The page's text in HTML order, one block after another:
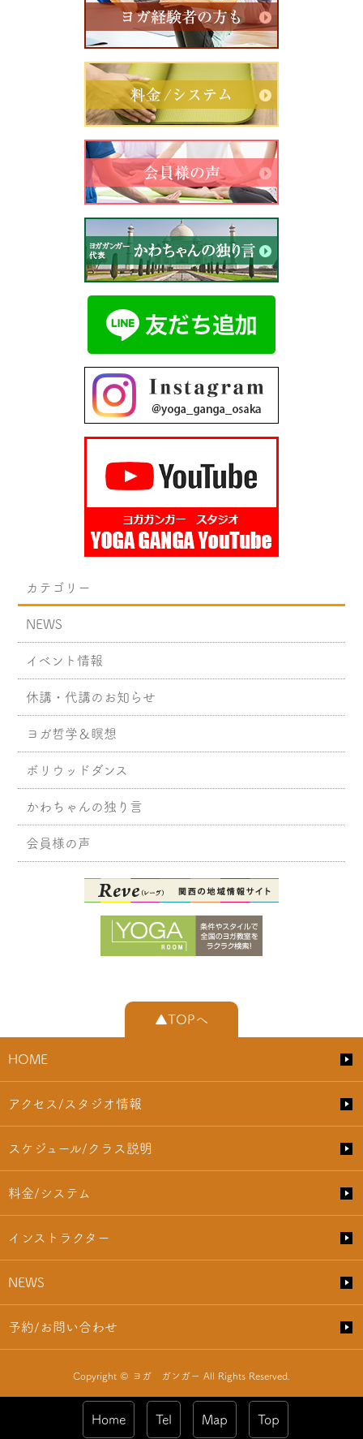
カテゴリー
NEWS
イベント情報
休講・代講のお知らせ
ヨガ哲学＆瞑想
ボリウッドダンス
かわちゃんの独り言
会員様の声
▲TOPへ
HOME
アクセス/スタジオ情報
スケジュール/クラス説明
料金/システム
インストラクター
NEWS
予約/お問い合わせ
Copyright © ヨガ ガンガー All Rights Reserved.
Home Tel Map Top